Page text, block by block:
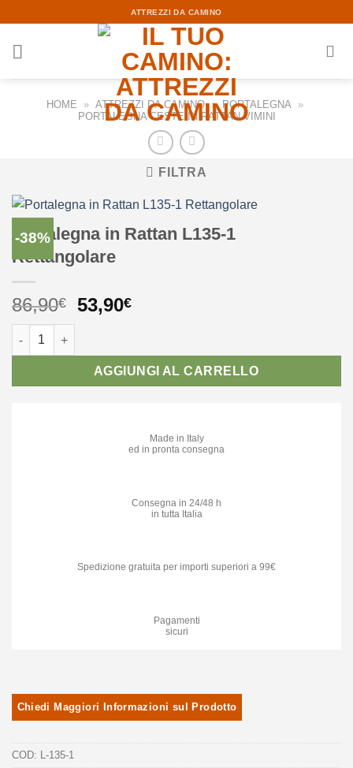
content
ATTREZZI DA CAMINO
HOME » ATTREZZI DA CAMINO » PORTALEGNA »
PORTALEGNA CESTE IN RATTAN VIMINI
FILTRA
-38%
Portalegna in Rattan L135-1
Rettangolare
86,90€
Il
era:
86,90€.
53,90€Il
è:
53,90€.
Portalegna in Rattan L135-1 Rettangolare quantità
AGGIUNGI AL CARRELLO
Made in Italy
ed in pronta consegna
Consegna in 24/48 h
in tutta Italia
Spedizione gratuita per importi superiori a 99€
Pagamenti
sicuri
COD: L-135-1